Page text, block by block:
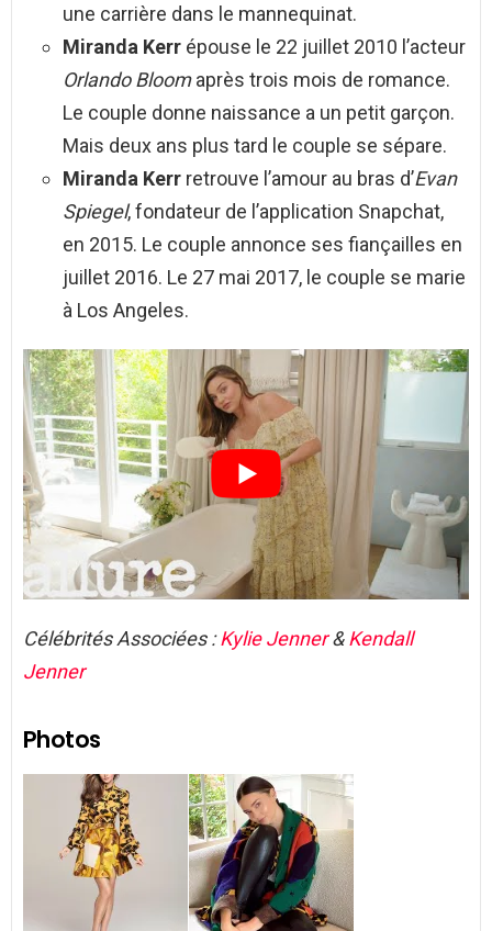
une carrière dans le mannequinat.
Miranda Kerr épouse le 22 juillet 2010 l’acteur
Orlando Bloomaprès trois mois de romance.
Le couple donne naissance a un petit garçon.
Mais deux ans plus tard le couple se sépare.
Miranda Kerr retrouve l’amour au bras d’Evan
Spiegel, fondateur de l’application Snapchat,
en 2015. Le couple annonce ses fiançailles en
juillet 2016. Le 27 mai 2017, le couple se marie
à Los Angeles.
Célébrités Associées :Kylie Jenner&Kendall
Jenner
Photos